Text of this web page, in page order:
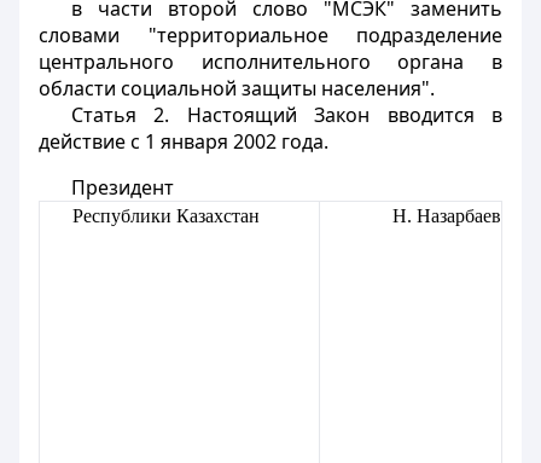
в части второй слово "МСЭК" заменить
словами "территориальное подразделение
центрального исполнительного органа в
области социальной защиты населения".
Статья 2. Настоящий Закон вводится в
действие с 1 января 2002 года.
Президент
Республики Казахстан Н. Назарбаев